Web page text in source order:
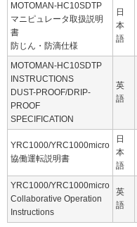
MOTOMAN-HC10SDTP
マニピュレータ取扱説明
書
防じん・防滴仕様
日
本
語
MOTOMAN-HC10SDTP
INSTRUCTIONS
DUST-PROOF/DRIP-
PROOF
SPECIFICATION
英
語
YRC1000/YRC1000micro
協働運転説明書
日
本
語
YRC1000/YRC1000micro
Collaborative Operation
Instructions
英
語